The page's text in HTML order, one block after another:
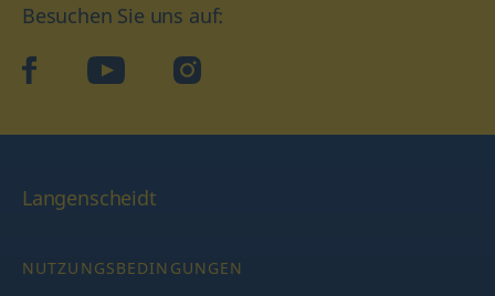
Besuchen Sie uns auf:
facebookYouTube Instagram
Langenscheidt
NUTZUNGSBEDINGUNGEN